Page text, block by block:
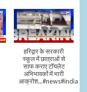
हरिद्वार के सरकारी
स्कूल में छात्राओं से
साफ कराए टॉयलेट
अभिभावकों में भारी
आक्रोश...#news#india